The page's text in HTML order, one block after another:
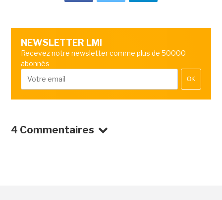
NEWSLETTER LMI
Recevez notre newsletter comme plus de 50000
abonnés
OK
4 Commentaires